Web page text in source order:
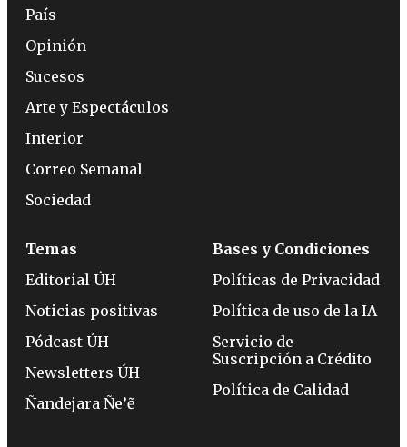
País
Opinión
Sucesos
Arte y Espectáculos
Interior
Correo Semanal
Sociedad
Temas
Editorial ÚH
Noticias positivas
Pódcast ÚH
Newsletters ÚH
Ñandejara Ñe’ẽ
Bases y Condiciones
Políticas de Privacidad
Política de uso de la IA
Servicio de
Suscripción a Crédito
Política de Calidad